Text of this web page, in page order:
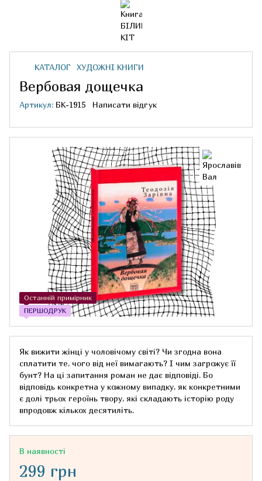
КАТАЛОГ ХУДОЖНІ КНИГИ
Вербовая дощечка
Артикул: БК-1915 Написати відгук
Останній примірник
ПЕРШОДРУК
Як вижити жінці у чоловічому світі? Чи згодна вона
сплатити те, чого від неї вимагають? І чим загрожує її
бунт? На ці запитання роман не дає відповіді. Бо
відповідь конкретна у кожному випадку, як конкретними
є долі трьох героїнь твору, які складають історію роду
впродовж кількох десятиліть.
В наявності
299 грн